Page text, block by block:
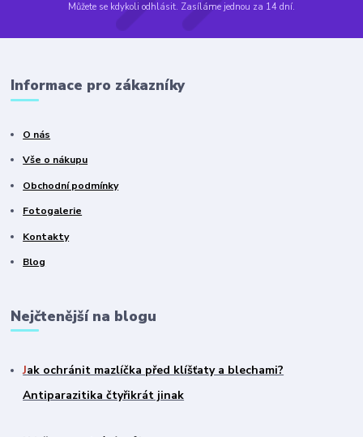
Můžete se kdykoli odhlásit. Zasíláme jednou za 14 dní.
Informace pro zákazníky
O nás
Vše o nákupu
Obchodní podmínky
Fotogalerie
Kontakty
Blog
Nejčtenější na blogu
Jak ochránit mazlíčka před klíšťaty a blechami?
Antiparazitika čtyřikrát jinak